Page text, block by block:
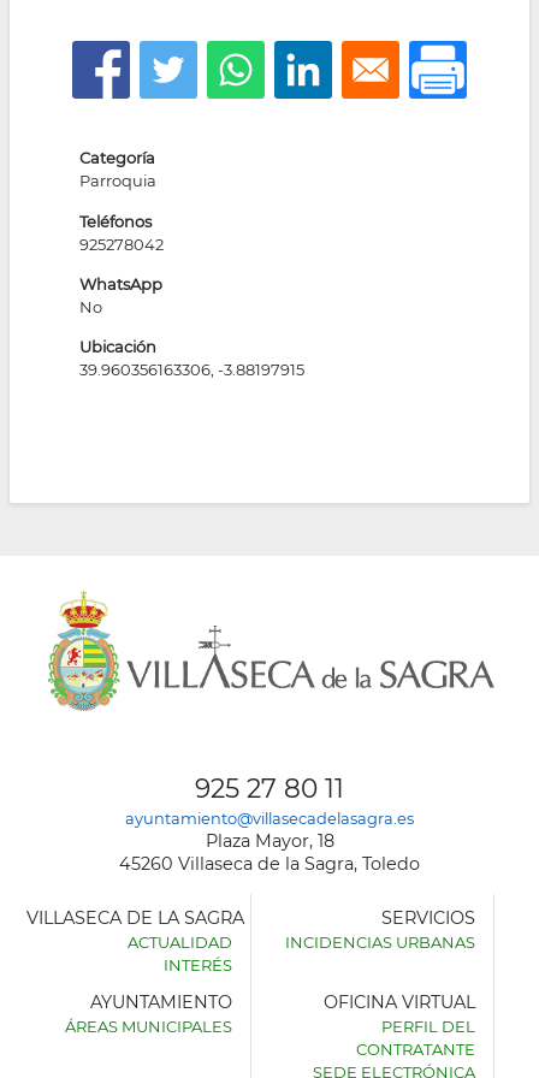
navegación
Categoría
Parroquia
Teléfonos
925278042
WhatsApp
No
Ubicación
39.960356163306, -3.88197915
925 27 80 11
ayuntamiento@villasecadelasagra.es
Plaza Mayor, 18
45260 Villaseca de la Sagra, Toledo
AYUNTAMIENTO
VILLASECA DE LA SAGRA
ACTUALIDAD
INTERÉS
SERVICIOS
INCIDENCIAS URBANAS
AYUNTAMIENTO
ÁREAS MUNICIPALES
OFICINA VIRTUAL
PERFIL DEL
CONTRATANTE
SEDE ELECTRÓNICA